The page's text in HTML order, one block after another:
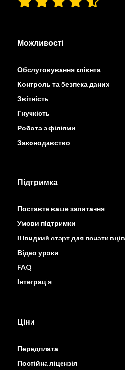
Можливості
Обслуговування клієнта
Контроль та безпека даних
Звітність
Гнучкість
Робота з філіями
Законодавство
Підтримка
Поставте ваше запитання
Умови підтримки
Швидкий старт для початківців
Відео уроки
FAQ
Інтеграція
Ціни
Передплата
Постійна ліцензія